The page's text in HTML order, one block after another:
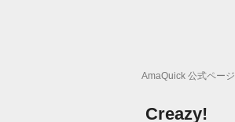
AmaQuick 公式ページ
Creazy!